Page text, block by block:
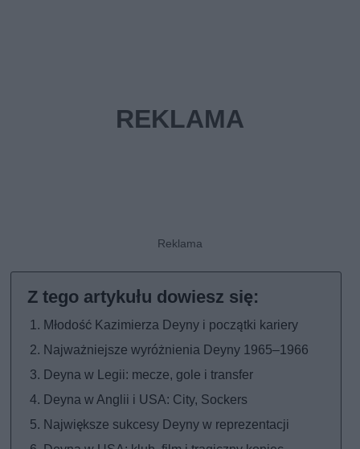
Młodość Kazimierza Deyny i początki kariery
Najważniejsze wyróżnienia Deyny 1965–1966
Deyna w Legii: mecze, gole i transfer
Deyna w Anglii i USA: City, Sockers
Największe sukcesy Deyny w reprezentacji